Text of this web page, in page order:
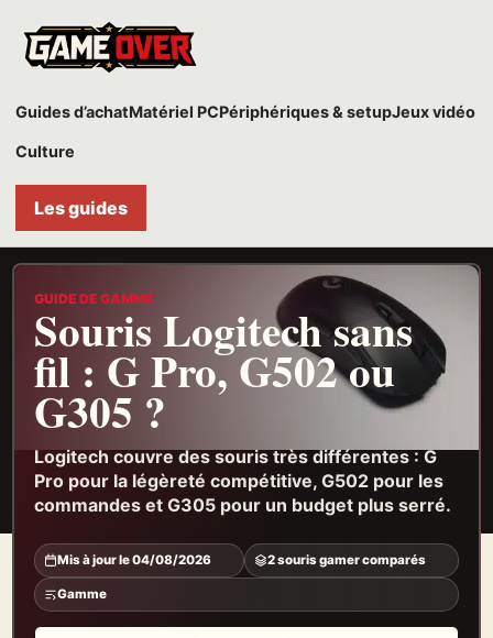
Game
Guides d’achatMatériel PCPériphériques & setupJeux vidéo
Culture
Les guides
GUIDE DE GAMME
Souris Logitech sans
fil : G Pro, G502 ou
G305 ?
Logitech couvre des souris très différentes : G
Pro pour la légèreté compétitive, G502 pour les
commandes et G305 pour un budget plus serré.
Mis à jour le 04/08/2026 2 souris gamer comparés
Gamme